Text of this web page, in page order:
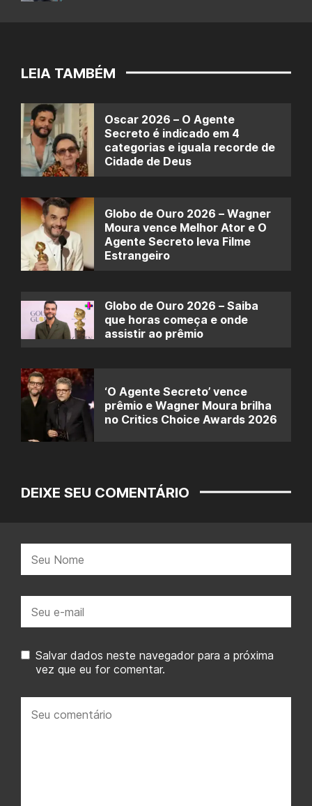
LEIA TAMBÉM
Oscar 2026 – O Agente
Secreto é indicado em 4
categorias e iguala recorde de
Cidade de Deus
Globo de Ouro 2026 – Wagner
Moura vence Melhor Ator e O
Agente Secreto leva Filme
Estrangeiro
Globo de Ouro 2026 – Saiba
que horas começa e onde
assistir ao prêmio
‘O Agente Secreto’ vence
prêmio e Wagner Moura brilha
no Critics Choice Awards 2026
DEIXE SEU COMENTÁRIO
mail:
Salvar dados neste navegador para a próxima
vez que eu for comentar.
comentário: